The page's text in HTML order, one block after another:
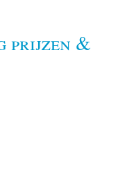
prijzen &